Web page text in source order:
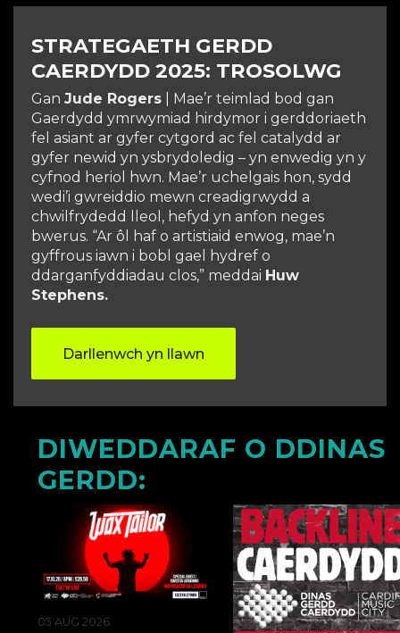
STRATEGAETH GERDD
CAERDYDD 2025: TROSOLWG
Gan Jude Rogers | Mae’r teimlad bod gan
Gaerdydd ymrwymiad hirdymor i gerddoriaeth
fel asiant ar gyfer cytgord ac fel catalydd ar
gyfer newid yn ysbrydoledig – yn enwedig yn y
cyfnod heriol hwn. Mae’r uchelgais hon, sydd
wedi’i gwreiddio mewn creadigrwydd a
chwilfrydedd lleol, hefyd yn anfon neges
bwerus. “Ar ôl haf o artistiaid enwog, mae’n
gyffrous iawn i bobl gael hydref o
ddarganfyddiadau clos,” meddai Huw
Stephens.
Darllenwch yn llawn
DIWEDDARAF O DDINAS
GERDD:
03 AUG 2026